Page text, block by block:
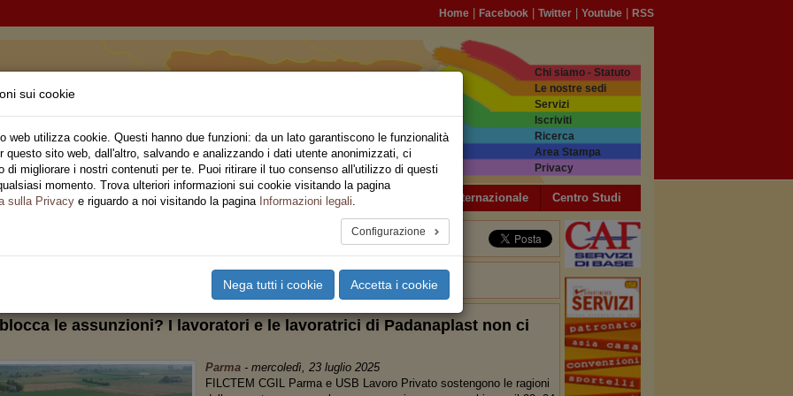
Home Facebook Twitter Youtube RSS
Regionale
Chi siamo - Statuto
Le nostre sedi
Servizi
Iscriviti
Ricerca
Area Stampa
Privacy
Privato Territori Sociale Speciali Multimedia Internazionale Centro Studi
le assunzioni? I lavoratori e le lavoratrici di Padanaplast non ci
Parma- mercoledì, 23 luglio 2025
FILCTEM CGIL Parma e USB Lavoro Privato sostengono le ragioni
sui cookie
web utilizza cookie. Questi hanno due funzioni: da un lato garantiscono le funzionalità
questo sito web, dall'altro, salvando e analizzando i dati utente anonimizzati, ci
di migliorare i nostri contenuti per te. Puoi ritirare il tuo consenso all'utilizzo di questi
momento. Trova ulteriori informazioni sui cookie visitando la pagina
sulla Privacy e riguardo a noi visitando la pagina Informazioni legali.
Configurazione
Nega tutti i cookie Accetta i cookie